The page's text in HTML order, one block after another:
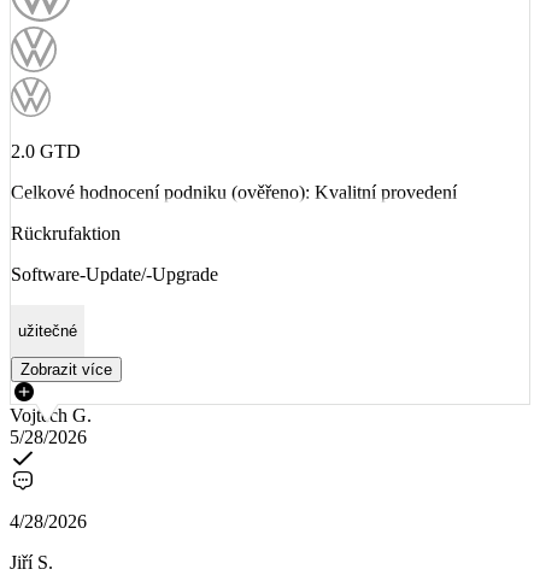
2.0 GTD
Celkové hodnocení podniku (ověřeno): Kvalitní provedení
Rückrufaktion
Software-Update/-Upgrade
užitečné
Zobrazit více
Vojtěch G.
5/28/2026
4/28/2026
Jiří S.